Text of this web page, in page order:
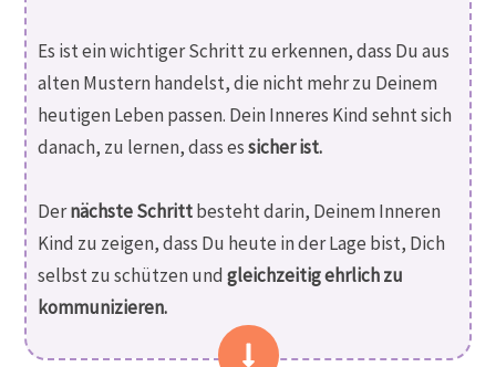
Es ist ein wichtiger Schritt zu erkennen, dass Du aus
alten Mustern handelst, die nicht mehr zu Deinem
heutigen Leben passen. Dein Inneres Kind sehnt sich
danach, zu lernen, dass essicher ist.
Dernächste Schrittbesteht darin, Deinem Inneren
Kind zu zeigen, dass Du heute in der Lage bist, Dich
selbst zu schützen und gleichzeitig ehrlich zu
kommunizieren.